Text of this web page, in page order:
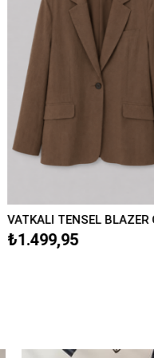
VATKALI TENSEL BLAZER CEKET/9549
₺1.499,95